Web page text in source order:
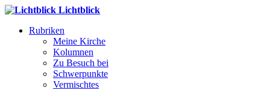
Lichtblick
Rubriken
Meine Kirche
Kolumnen
Zu Besuch bei
Schwerpunkte
Vermischtes